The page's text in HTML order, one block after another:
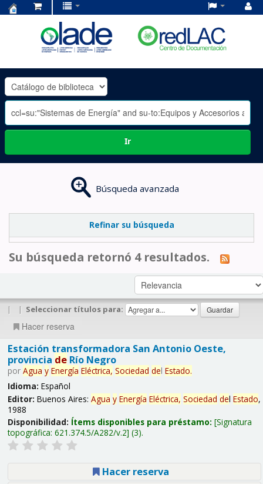
OLADE
-
Ir
Búsqueda avanzada
Refinar su búsqueda
Su búsqueda retornó 4 resultados.
| | Seleccionar títulos para:
Hacer reserva
Estación transformadora San Antonio Oeste,
provincia deRío Negro
por Agua y Energía Eléctrica, Sociedad del Estado.
Idioma: Español
Editor: Buenos Aires: Agua y Energía Eléctrica, Sociedad del Estado,
1988
Disponibilidad: Ítems disponibles para préstamo: Signatura
topográfica: 621.374.5/A282/v.2 (3).
Hacer reserva